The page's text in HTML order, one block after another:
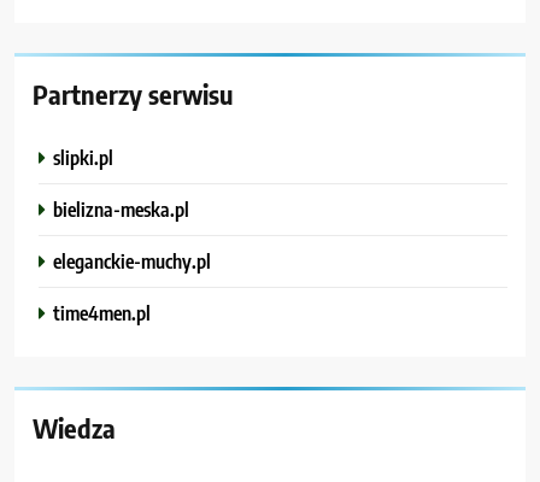
Partnerzy serwisu
slipki.pl
bielizna-meska.pl
eleganckie-muchy.pl
time4men.pl
Wiedza